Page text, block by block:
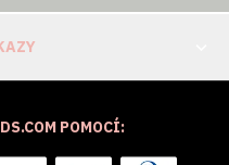
POMOCÍ: